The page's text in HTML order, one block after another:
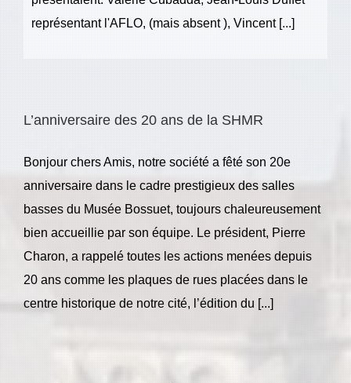
représentant l'AFLO, (mais absent ), Vincent [...]
L’anniversaire des 20 ans de la SHMR
Bonjour chers Amis, notre société a fêté son 20e
anniversaire dans le cadre prestigieux des salles
basses du Musée Bossuet, toujours chaleureusement
bien accueillie par son équipe. Le président, Pierre
Charon, a rappelé toutes les actions menées depuis
20 ans comme les plaques de rues placées dans le
centre historique de notre cité, l’édition du [...]